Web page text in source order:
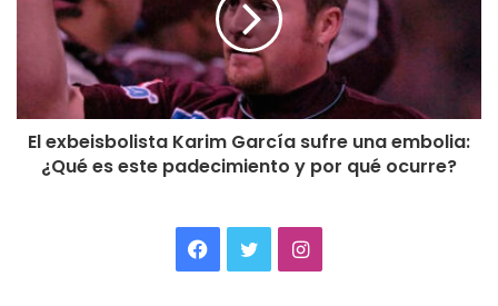
El exbeisbolista Karim García sufre una embolia:
¿Qué es este padecimiento y por qué ocurre?
Facebook
TwitterInstagram